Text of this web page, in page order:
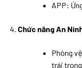
APP:
Chức năng An
Phòng
trái